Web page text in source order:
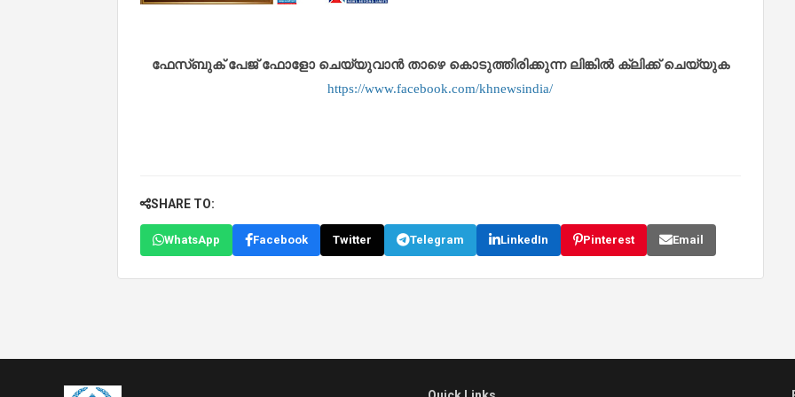
ഫേസ്ബുക് പേജ് ഫോളോ ചെയ്യുവാൻ താഴെ കൊടുത്തിരിക്കുന്ന ലിങ്കിൽ ക്ലിക്ക് ചെയ്യുക
https://www.facebook.com/khnewsindia/
SHARE TO:
WhatsApp Facebook Twitter Telegram LinkedIn Pinterest Email